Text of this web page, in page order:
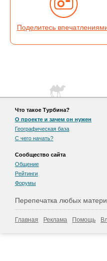
Поделитесь
Что такое Турбина?
О проекте и зачем он нужен
Географическая база
С чего начать?
Сообщество сайта
Общение
Рейтинги
Форумы
Перепечатка любых
Главная Реклама Помощь